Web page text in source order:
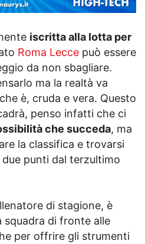
iscritta alla lotta per
Roma Lecce può essere
da non sbagliare.
ma la realtà va
è, cruda e vera. Questo
penso infatti che ci
che succeda, ma
la classifica e trovarsi
punti dal terzultimo
di stagione, è
di fronte alle
per offrire gli strumenti